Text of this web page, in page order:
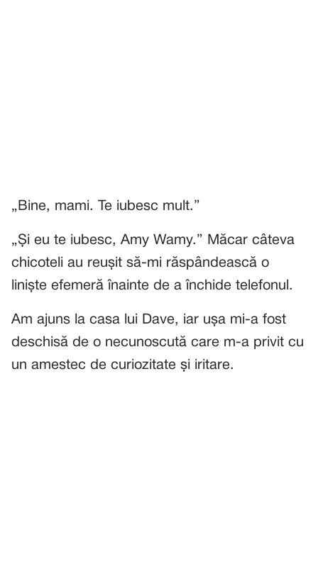
„Bine, mami. Te iubesc mult.”
„Și eu te iubesc, Amy Wamy.” Măcar câteva
chicoteli au reușit să-mi răspândească o
liniște efemeră înainte de a închide telefonul.
Am ajuns la casa lui Dave, iar ușa mi-a fost
deschisă de o necunoscută care m-a privit cu
un amestec de curiozitate și iritare.